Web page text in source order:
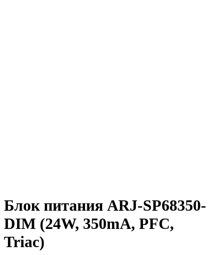
Блок питания ARJ-SP68350-
DIM (24W, 350mA, PFC,
Triac)